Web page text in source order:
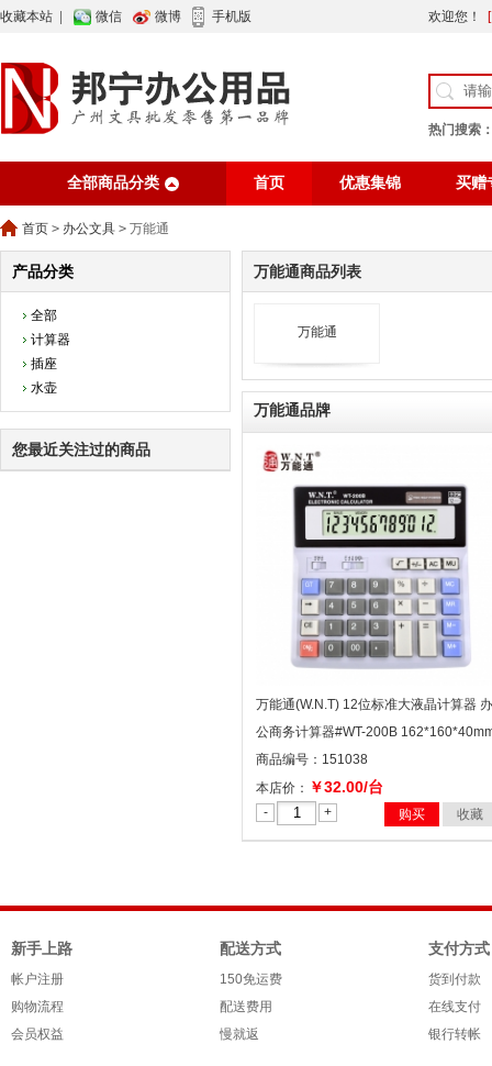
收藏本站 微信 微博 手机版 欢迎您！
热门搜索
全部商品分类 首页 优惠集锦 买赠
首页 > 办公文具 > 万能通
产品分类
全部
计算器
插座
水壶
您最近关注过的商品
万能通商品列表
万能通
万能通品牌
万能通(W.N.T) 12位标准大液晶计算器 办
公商务计算器#WT-200B
商品编号：151038
本店价： ￥32.00/台
- + 购买 收藏
新手上路
帐户注册
购物流程
会员权益
配送方式
150免运费
配送费用
慢就返
支付方式
货到付款
在线支付
银行转帐